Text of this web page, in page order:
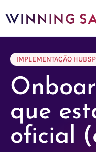
IMPLEMENTAÇÃO
que
oficial